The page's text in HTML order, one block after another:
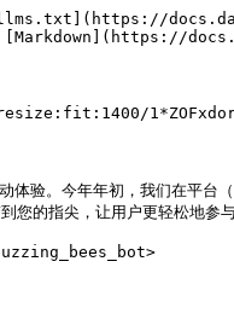
体验。今年年初，我们在
的指尖，让用户更轻松地参与